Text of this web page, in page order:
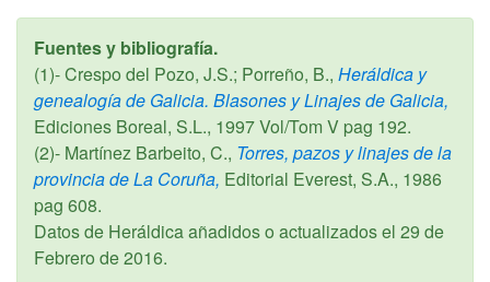
Fuentes y bibliografía.
(1)- Crespo del Pozo, J.S.; Porreño, B., Heráldica y
genealogía de Galicia. Blasones y Linajes de Galicia,
Ediciones Boreal, S.L., 1997Vol/Tom V pag 192.
(2)- Martínez Barbeito, C., Torres, pazos y linajes de la
provincia de La Coruña, Editorial Everest, S.A., 1986
pag 608.
Datos de Heráldica añadidos o actualizados el 29 de
Febrero de 2016.